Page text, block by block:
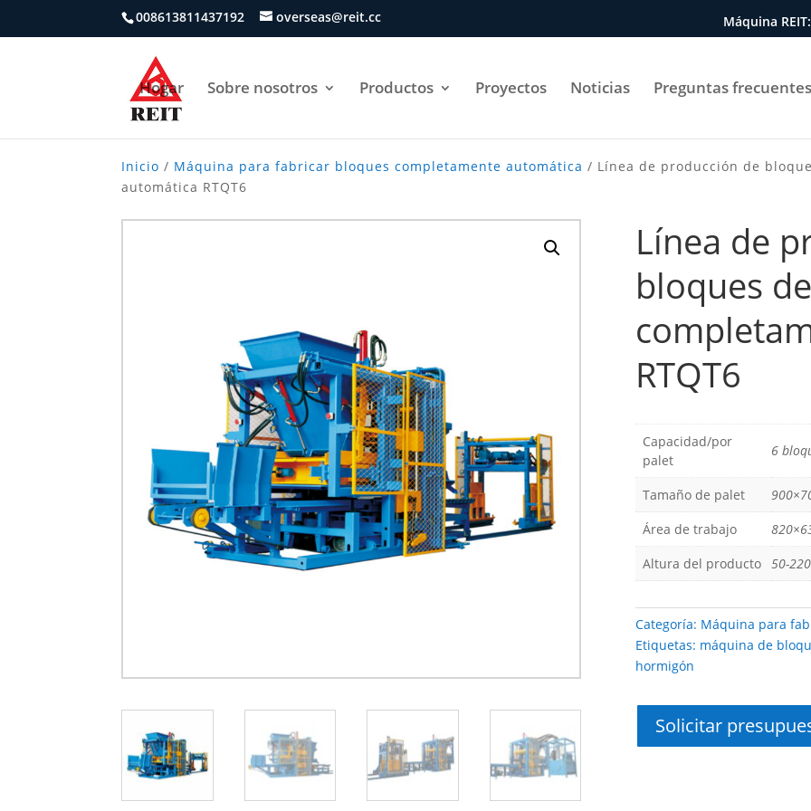
008613811437192 overseas@reit.cc Máquina
Hogar Sobre nosotros Productos Proyectos Noticias Preguntas
Inicio / Máquina para fabricar bloques completamente automática / Línea de producción de
automática RTQT6
Línea de
bloques
RTQT6
Capacidad/por
palet
6
Tamaño de palet
Área de trabajo
Altura del producto
50-
Categoría: Máquina para
Etiquetas: máquina de
hormigón
Solicitar